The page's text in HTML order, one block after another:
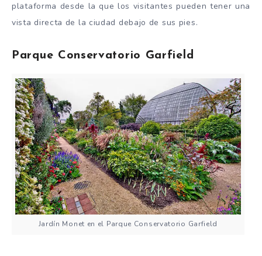
plataforma desde la que los visitantes pueden tener una
vista directa de la ciudad debajo de sus pies.
Parque Conservatorio Garfield
Jardín Monet en el Parque Conservatorio Garfield